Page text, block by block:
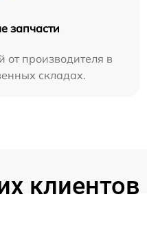
запчасти
от производителя в
складах.
клиентов